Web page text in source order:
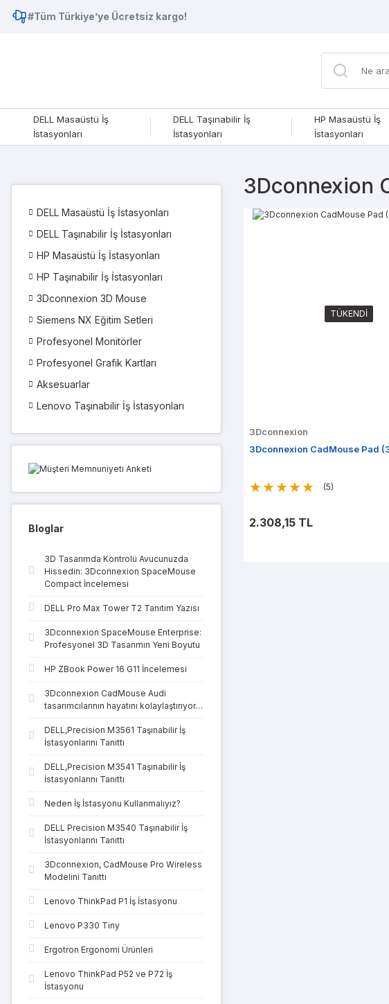
#Tüm Türkiye’ye Ücretsiz kargo!
DELL Masaüstü İş
İstasyonları
DELL Taşınabilir İş
İstasyonları
HP Masaüstü İş
İstasyonları
DELL Masaüstü İş İstasyonları
DELL Taşınabilir İş İstasyonları
HP Masaüstü İş İstasyonları
HP Taşınabilir İş İstasyonları
3Dconnexion 3D Mouse
Siemens NX Eğitim Setleri
Profesyonel Monitörler
Profesyonel Grafik Kartları
Aksesuarlar
Lenovo Taşınabilir İş İstasyonları
Bloglar
3D Tasarımda Kontrolü Avucunuzda
Hissedin: 3Dconnexion SpaceMouse
Compact İncelemesi
DELL Pro Max Tower T2 Tanıtım Yazısı
3Dconnexion SpaceMouse Enterprise:
Profesyonel 3D Tasarımın Yeni Boyutu
HP ZBook Power 16 G11 İncelemesi
3Dconnexion CadMouse Audi
tasarımcılarının hayatını kolaylaştırıyor…
DELL,Precision M3561 Taşınabilir İş
İstasyonlarını Tanıttı
DELL,Precision M3541 Taşınabilir İş
İstasyonlarını Tanıttı
Neden İş İstasyonu Kullanmalıyız?
DELL Precision M3540 Taşınabilir İş
İstasyonlarını Tanıttı
3Dconnexion, CadMouse Pro Wireless
Modelini Tanıttı
Lenovo ThinkPad P1 İş İstasyonu
Lenovo P330 Tiny
Ergotron Ergonomi Ürünleri
Lenovo ThinkPad P52 ve P72 İş
İstasyonu
3Dconnexion
TÜKENDİ
3Dconnexion
3Dconnexion CadMouse Pad
(5)
2.308,15 TL